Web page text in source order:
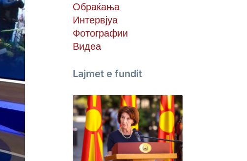
Обраќања
Интервјуа
Фотографии
Видеа
Lajmet e fundit